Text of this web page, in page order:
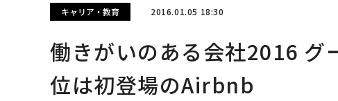
キャリア・教育 2016.01.05 18:30
働きがいのある会社2016 グ
位は初登場のAirbnb